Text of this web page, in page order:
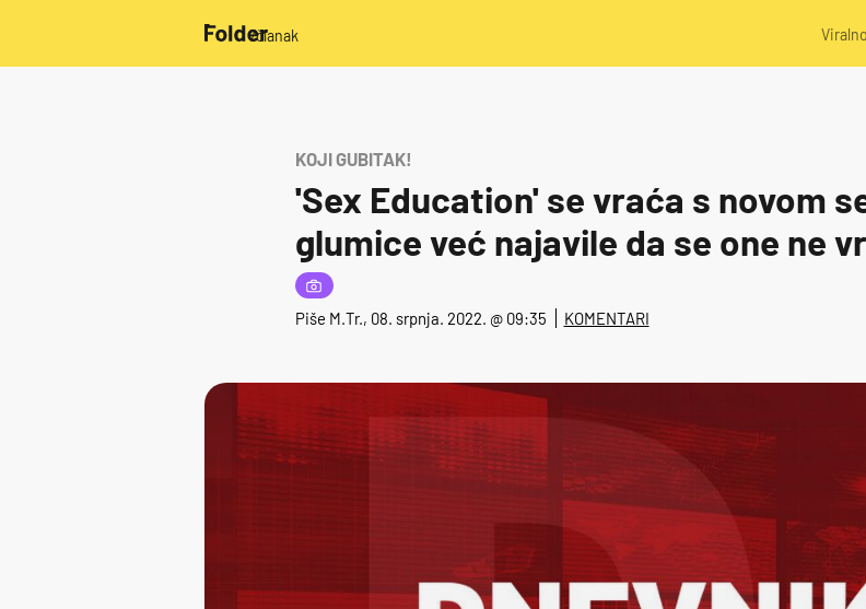
/članak Viralno
KOJI GUBITAK!
'Sex Education' se vraća s novom
glumice već najavile da se one ne
Piše M.Tr., 08. srpnja. 2022. @ 09:35 KOMENTARI